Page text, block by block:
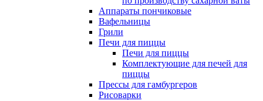
Аппараты пончиковые
Вафельницы
Грили
Печи для пиццы
Печи для пиццы
Комплектующие для печей для
пиццы
Прессы для гамбургеров
Рисоварки